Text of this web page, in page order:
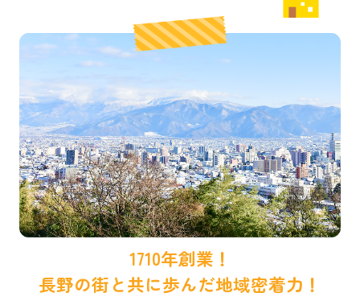
1710年創業！
長野の街と共に歩んだ地域密着力！